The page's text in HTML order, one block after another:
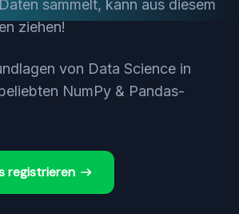
sammelt, kann aus diesem
ziehen!
von Data Science in
NumPy & Pandas-
registrieren